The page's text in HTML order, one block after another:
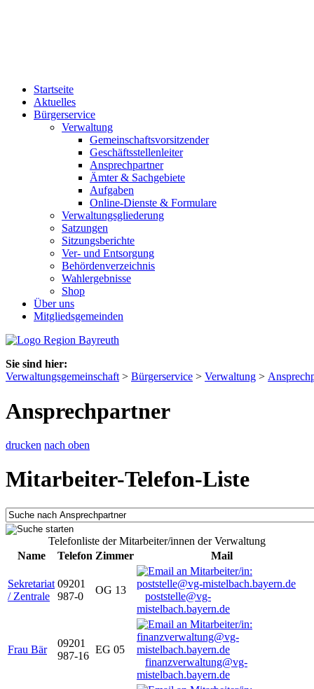
Startseite
Aktuelles
Bürgerservice
Verwaltung
Gemeinschaftsvorsitzender
Geschäftsstellenleiter
Ansprechpartner
Ämter & Sachgebiete
Aufgaben
Online-Dienste & Formulare
Verwaltungsgliederung
Satzungen
Sitzungsberichte
Ver- und Entsorgung
Behördenverzeichnis
Wahlergebnisse
Shop
Über uns
Mitgliedsgemeinden
Sie sind hier:
Verwaltungsgemeinschaft > Bürgerservice > Verwaltung >
Ansprechpartner
drucken nach oben
Mitarbeiter-Telefon-Liste
Telefonliste der Mitarbeiter/innen der Verwaltung
Name
Telefon Zimmer Mail
Sekretariat
/ Zentrale
09201
987-0
OG 13
poststelle@vg-
mistelbach.bayern.de
Frau Bär
09201
987-16
EG 05
finanzverwaltung@vg-
mistelbach.bayern.de